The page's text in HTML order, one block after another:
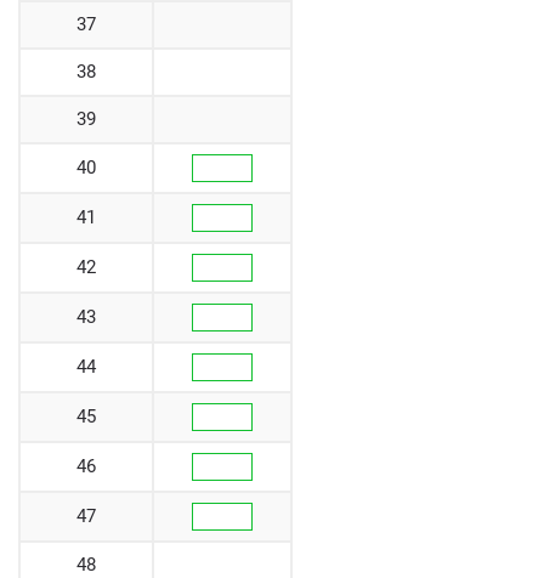
37
38
39
40
41
42
43
44
45
46
47
48